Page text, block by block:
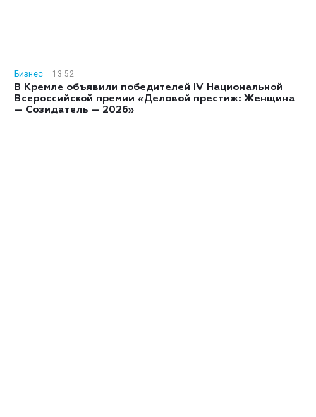
Бизнес
13:52
В Кремле объявили победителей IV Национальной
Всероссийской премии «Деловой престиж: Женщина
— Созидатель — 2026»